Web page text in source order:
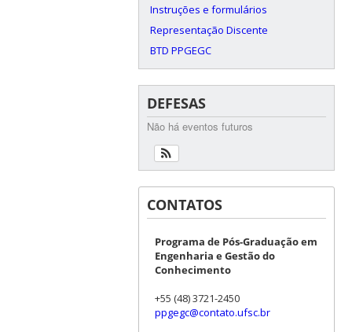
Instruções e formulários
Representação Discente
BTD PPGEGC
DEFESAS
Não há eventos futuros
CONTATOS
Programa de Pós-Graduação em
Engenharia e Gestão do
Conhecimento
+55 (48) 3721-2450
ppgegc@contato.ufsc.br